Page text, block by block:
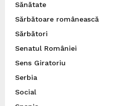
Sănătate
Sărbătoare românească
Sărbători
Senatul României
Sens Giratoriu
Serbia
Social